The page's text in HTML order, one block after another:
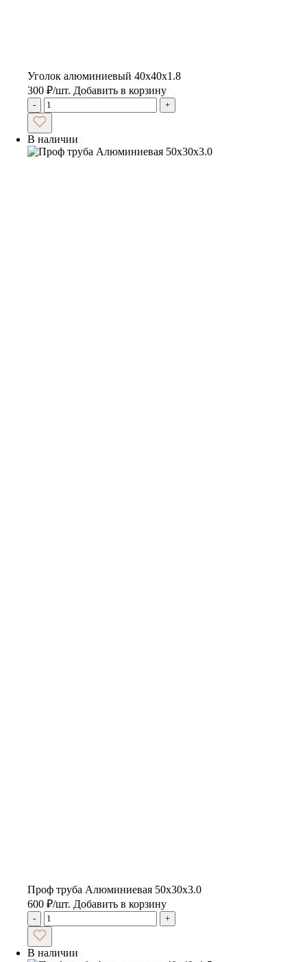
Уголок алюминиевый 40х40х1.8
300 ₽/шт. Добавить в корзину
- +
В наличии
Проф труба Алюминиевая 50х30х3.0
600 ₽/шт. Добавить в корзину
- +
В наличии